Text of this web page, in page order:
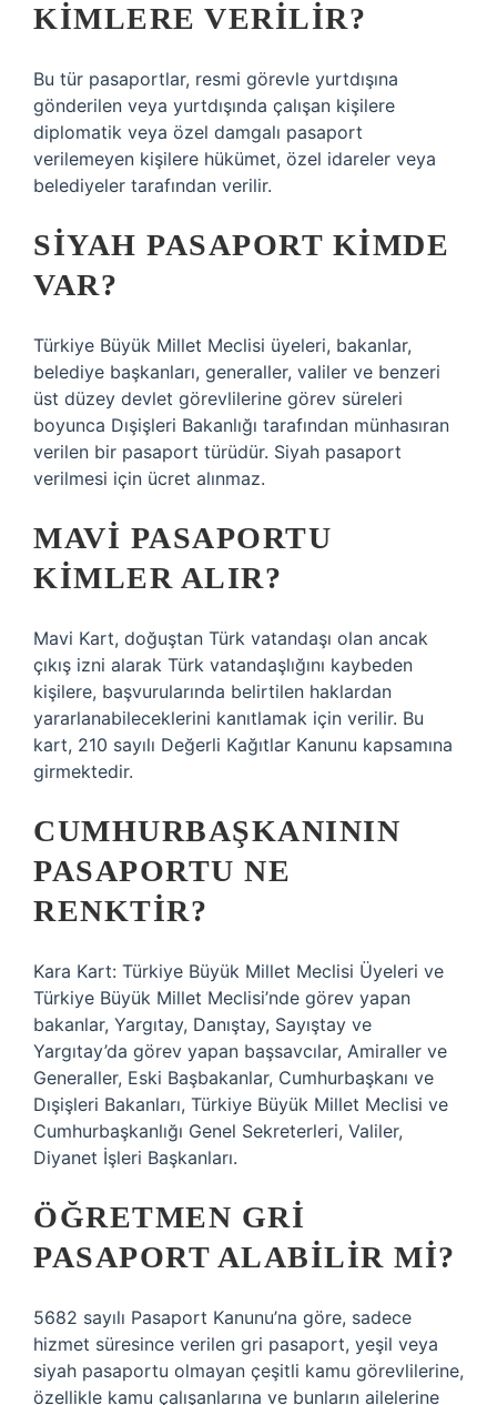
KIMLERE VERILIR?
Bu tür pasaportlar, resmi görevle yurtdışına
gönderilen veya yurtdışında çalışan kişilere
diplomatik veya özel damgalı pasaport
verilemeyen kişilere hükümet, özel idareler veya
belediyeler tarafından verilir.
SIYAH PASAPORT KIMDE
VAR?
Türkiye Büyük Millet Meclisi üyeleri, bakanlar,
belediye başkanları, generaller, valiler ve benzeri
üst düzey devlet görevlilerine görev süreleri
boyunca Dışişleri Bakanlığı tarafından münhasıran
verilen bir pasaport türüdür. Siyah pasaport
verilmesi için ücret alınmaz.
MAVI PASAPORTU
KIMLER ALIR?
Mavi Kart, doğuştan Türk vatandaşı olan ancak
çıkış izni alarak Türk vatandaşlığını kaybeden
kişilere, başvurularında belirtilen haklardan
yararlanabileceklerini kanıtlamak için verilir. Bu
kart, 210 sayılı Değerli Kağıtlar Kanunu kapsamına
girmektedir.
CUMHURBAŞKANININ
PASAPORTU NE
RENKTIR?
Kara Kart: Türkiye Büyük Millet Meclisi Üyeleri ve
Türkiye Büyük Millet Meclisi’nde görev yapan
bakanlar, Yargıtay, Danıştay, Sayıştay ve
Yargıtay’da görev yapan başsavcılar, Amiraller ve
Generaller, Eski Başbakanlar, Cumhurbaşkanı ve
Dışişleri Bakanları, Türkiye Büyük Millet Meclisi ve
Cumhurbaşkanlığı Genel Sekreterleri, Valiler,
Diyanet İşleri Başkanları.
ÖĞRETMEN GRI
PASAPORT ALABILIR MI?
5682 sayılı Pasaport Kanunu’na göre, sadece
hizmet süresince verilen gri pasaport, yeşil veya
siyah pasaportu olmayan çeşitli kamu görevlilerine,
özellikle kamu çalışanlarına ve bunların ailelerine